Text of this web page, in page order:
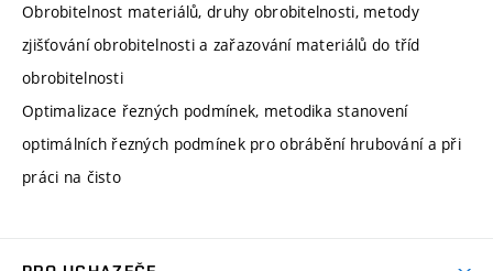
Obrobitelnost materiálů, druhy obrobitelnosti, metody
zjišťování obrobitelnosti a zařazování materiálů do tříd
obrobitelnosti
Optimalizace řezných podmínek, metodika stanovení
optimálních řezných podmínek pro obrábění hrubování a při
práci na čisto